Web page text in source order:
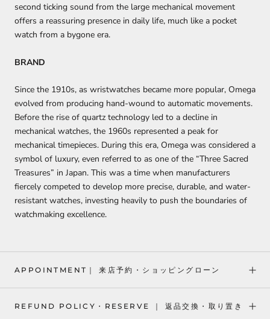
second ticking sound from the large mechanical movement
offers a reassuring presence in daily life, much like a pocket
watch from a bygone era.
BRAND
Since the 1910s, as wristwatches became more popular, Omega
evolved from producing hand-wound to automatic movements.
Before the rise of quartz technology led to a decline in
mechanical watches, the 1960s represented a peak for
mechanical timepieces. During this era, Omega was considered a
symbol of luxury, even referred to as one of the “Three Sacred
Treasures” in Japan. This was a time when manufacturers
fiercely competed to develop more precise, durable, and water-
resistant watches, investing heavily to push the boundaries of
watchmaking excellence.
APPOINTMENT｜ 来店予約・ショッピングローン
REFUND POLICY・RESERVE ｜ 返品交換・取り置き